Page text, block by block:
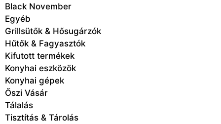
Black November
Egyéb
Grillsütők & Hősugárzók
Hűtők & Fagyasztók
Kifutott termékek
Konyhai eszközök
Konyhai gépek
Őszi Vásár
Tálalás
Tisztítás & Tárolás